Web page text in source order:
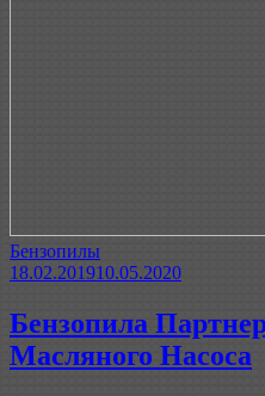
Бензопилы
18.02.201910.05.2020
Бензопила
Масляного Насоса